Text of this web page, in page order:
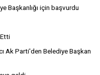
Başkanlığı için başvurdu
Ak Parti'den Belediye Başkan